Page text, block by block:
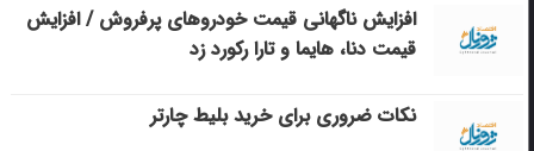
افزایش ناگهانی قیمت خودروهای پرفروش / افزایش
قیمت دنا، هایما و تارا رکورد زد
نکات ضروری برای خرید بلیط چارتر